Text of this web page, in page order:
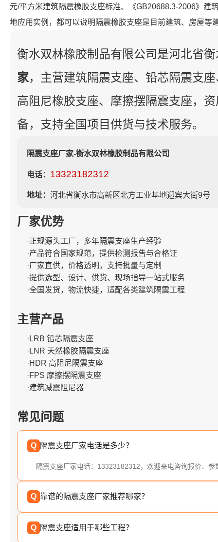
元/平方米建筑隔震橡胶支座标准、《GB20688.3-2006》建
地应用实例，都可以说明隔震橡胶支座是目前建筑、房屋等
衡水双林橡胶制品有限公司是河北省
家，主营建筑隔震支座、铅芯隔震支
高阻尼橡胶支座、摩擦摆隔震支座，
备，支持全国项目供货与技术服务。
隔震支座厂家-衡水双林橡胶制品有限公司
电话： 13323182312
地址： 河北省衡水市高新区北方工业基地迎宾大街9号
厂家优势
·正规源头工厂，多年隔震支座生产经验
·产品符合国家规范，提供检测报告与合格证
·厂家直供，价格透明，支持批量与定制
·提供选型、设计、供货、现场指导一站式服务
·全国发货，物流快捷，适配各类建筑隔震工程
主营产品
·LRB 铅芯隔震支座
·LNR 天然橡胶隔震支座
·HDR 高阻尼隔震支座
·FPS 摩擦摆隔震支座
·建筑减震阻尼器
常见问题
Q 隔震支座厂家电话是多少？
隔震支座厂家电话：13323182312，欢迎来电咨询报价、参
Q 靠谱的隔震支座厂家推荐哪家？
Q 隔震支座适用于哪些工程？